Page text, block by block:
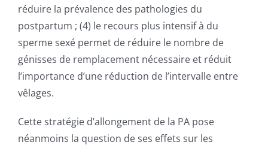
réduire la prévalence des pathologies du
postpartum ; (4) le recours plus intensif à du
sperme sexé permet de réduire le nombre de
génisses de remplacement nécessaire et réduit
l’importance d’une réduction de l’intervalle entre
vêlages.
Cette stratégie d’allongement de la PA pose
néanmoins la question de ses effets sur les